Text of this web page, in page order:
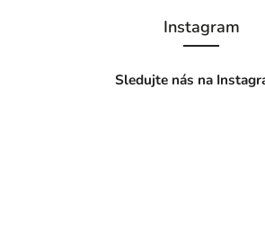
Instagram
Sledujte nás na